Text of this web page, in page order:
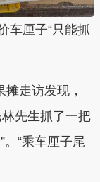
车厘子“只能抓
走访发现，
先生抓了一把
“乘车厘子尾